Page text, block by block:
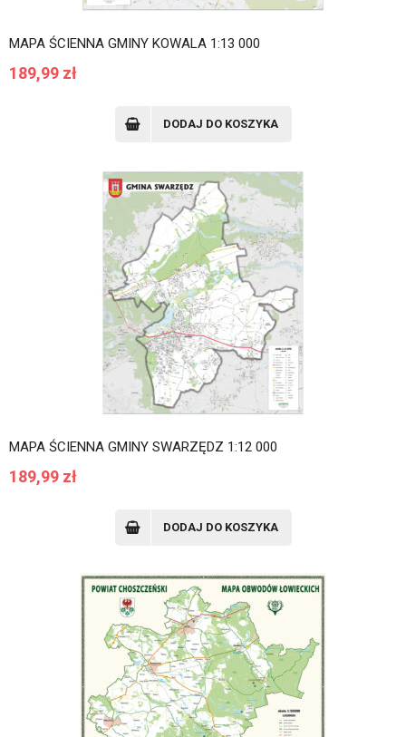
MAPA ŚCIENNA GMINY KOWALA 1:13 000
189,99 zł
DODAJ DO KOSZYKA
MAPA ŚCIENNA GMINY SWARZĘDZ 1:12 000
189,99 zł
DODAJ DO KOSZYKA